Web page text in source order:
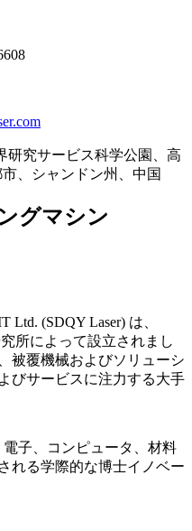
研究サービス科学公園、高
、シャンドン州、中国
グマシン
Ltd. (SDQY Laser) は、
所によって設立されまし
被覆機械およびソリューシ
びサービスに注力する大手
電子、コンピュータ、材料
れる学際的な博士イノベー